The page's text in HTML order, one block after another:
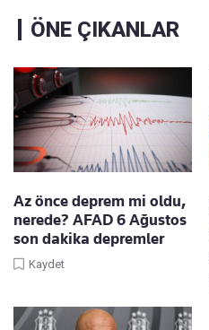
ÖNE ÇIKANLAR
Az önce deprem mi oldu,
nerede? AFAD 6 Ağustos
son dakika depremler
Kaydet